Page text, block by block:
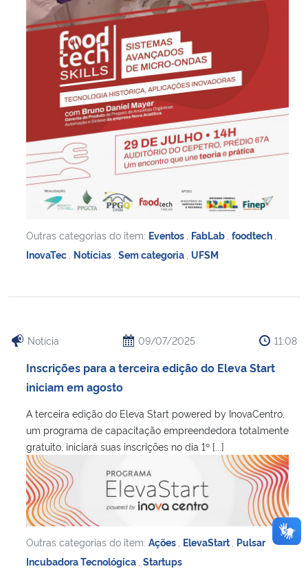
Outras categorias do item: Eventos FabLab foodtech
InovaTec Notícias Sem categoria UFSM
Notícia 09/07/2025 11:08
Inscrições para a terceira edição do Eleva Start
iniciam em agosto
A terceira edição do Eleva Start powered by InovaCentro,
um programa de capacitação empreendedora totalmente
gratuito, iniciará suas inscrições no dia 1º [...]
Outras categorias do item: Ações ElevaStart Pulsar
Incubadora Tecnológica Startups